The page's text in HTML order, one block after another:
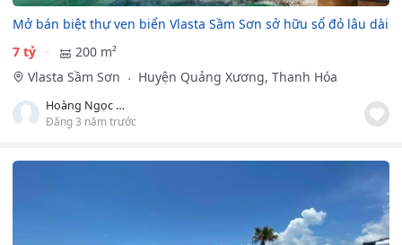
Mở bán biệt thự ven biển Vlasta Sầm Sơn sở hữu sổ đỏ lâu dài
7 tỷ
200 m²
Vlasta Sầm Sơn
Huyện Quảng Xương, Thanh Hóa
Hoàng Ngọc Cẩm
Đăng 3 năm trước